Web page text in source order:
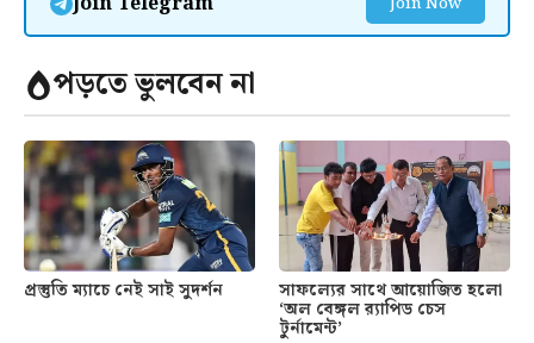
পড়তে ভুলবেন না
প্রস্তুতি ম্যাচে নেই সাই সুদর্শন সাফল্যের সাথে আয়োজিত হলো
‘অল বেঙ্গল র‍্যাপিড চেস
টুর্নামেন্ট’